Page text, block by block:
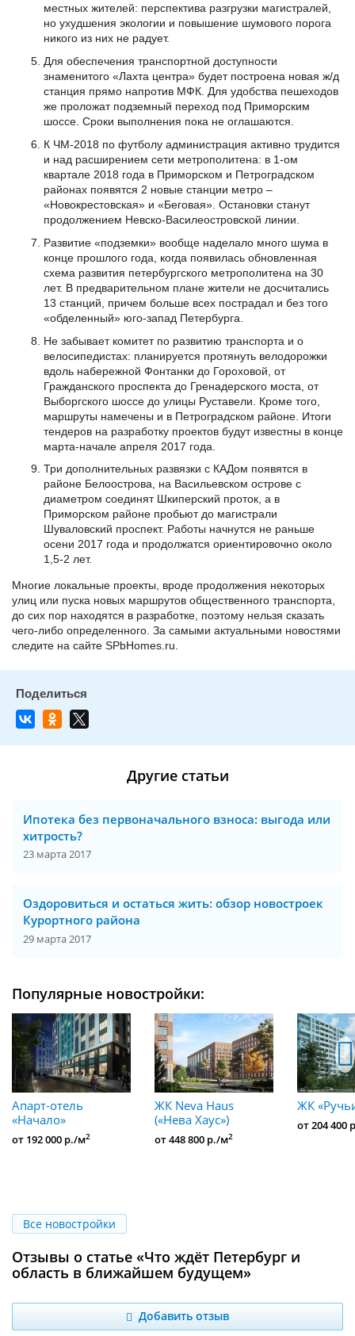
местных жителей: перспектива разгрузки магистралей,
но ухудшения экологии и повышение шумового порога
никого из них не радует.
Для обеспечения транспортной доступности
знаменитого «Лахта центра» будет построена новая ж/д
станция прямо напротив МФК. Для удобства пешеходов
же проложат подземный переход под Приморским
шоссе. Сроки выполнения пока не оглашаются.
К ЧМ-2018 по футболу администрация активно трудится
и над расширением сети метрополитена: в 1-ом
квартале 2018 года в Приморском и Петроградском
районах появятся 2 новые станции метро –
«Новокрестовская» и «Беговая». Остановки станут
продолжением Невско-Василеостровской линии.
Развитие «подземки» вообще наделало много шума в
конце прошлого года, когда появилась обновленная
схема развития петербургского метрополитена на 30
лет. В предварительном плане жители не досчитались
13 станций, причем больше всех пострадал и без того
«обделенный» юго-запад Петербурга.
Не забывает комитет по развитию транспорта и о
велосипедистах: планируется протянуть велодорожки
вдоль набережной Фонтанки до Гороховой, от
Гражданского проспекта до Гренадерского моста, от
Выборгского шоссе до улицы Руставели. Кроме того,
маршруты намечены и в Петроградском районе. Итоги
тендеров на разработку проектов будут известны в конце
марта-начале апреля 2017 года.
Три дополнительных развязки с КАДом появятся в
районе Белоострова, на Васильевском острове с
диаметром соединят Шкиперский проток, а в
Приморском районе пробьют до магистрали
Шуваловский проспект. Работы начнутся не раньше
осени 2017 года и продолжатся ориентировочно около
1,5-2 лет.
Многие локальные проекты, вроде продолжения некоторых
улиц или пуска новых маршрутов общественного транспорта,
до сих пор находятся в разработке, поэтому нельзя сказать
чего-либо определенного. За самыми актуальными новостями
следите на сайте SPbHomes.ru.
Другие статьи
Ипотека без первоначального взноса: выгода или
хитрость?
23 марта 2017
Оздоровиться и остаться жить: обзор новостроек
Курортного района
29 марта 2017
Популярные новостройки:
Апарт-отель
«Начало»
от 192 000 р./м2
ЖК Neva Haus
(«Нева Хаус»)
от 448 800 р./м2
ЖК
от 204 400
Все новостройки
Отзывы о статье «Что ждёт Петербург и
область в ближайшем будущем»
Добавить отзыв